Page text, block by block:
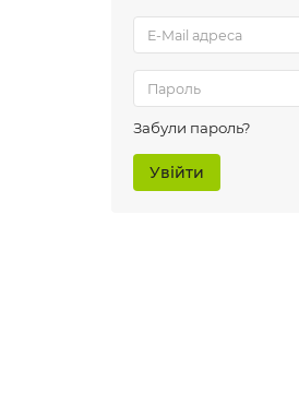
Забули пароль?
Увійти